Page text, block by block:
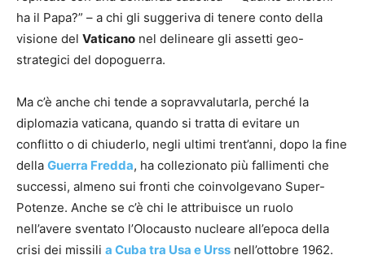
ha il Papa?” – a chi gli suggeriva di tenere conto della
visione del Vaticano nel delineare gli assetti geo-
strategici del dopoguerra.
Ma c’è anche chi tende a sopravvalutarla, perché la
diplomazia vaticana, quando si tratta di evitare un
conflitto o di chiuderlo, negli ultimi trent’anni, dopo la fine
della Guerra Fredda, ha collezionato più fallimenti che
successi, almeno sui fronti che coinvolgevano Super-
Potenze. Anche se c’è chi le attribuisce un ruolo
nell’avere sventato l’Olocausto nucleare all’epoca della
crisi dei missili a Cuba tra Usa e Urss nell’ottobre 1962.